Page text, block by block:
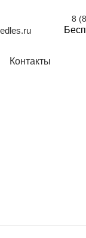
8
Контакты